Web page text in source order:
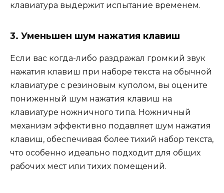
клавиатура выдержит испытание временем.
3. Уменьшен шум нажатия клавиш
Если вас когда-либо раздражал громкий звук
нажатия клавиш при наборе текста на обычной
клавиатуре с резиновым куполом, вы оцените
пониженный шум нажатия клавиш на
клавиатуре ножничного типа. Ножничный
механизм эффективно подавляет шум нажатия
клавиш, обеспечивая более тихий набор текста,
что особенно идеально подходит для общих
рабочих мест или тихих помещений.